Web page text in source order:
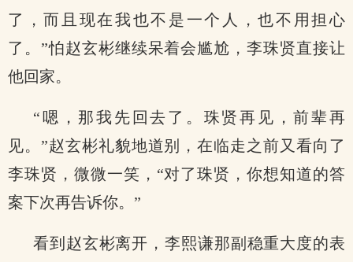
了，而且现在我也不是一个人，也不用担心
了。”怕赵玄彬继续呆着会尴尬，李珠贤直接让
他回家。
“嗯，那我先回去了。珠贤再见，前辈再
见。”赵玄彬礼貌地道别，在临走之前又看向了
李珠贤，微微一笑，“对了珠贤，你想知道的答
案下次再告诉你。”
看到赵玄彬离开，李熙谦那副稳重大度的表